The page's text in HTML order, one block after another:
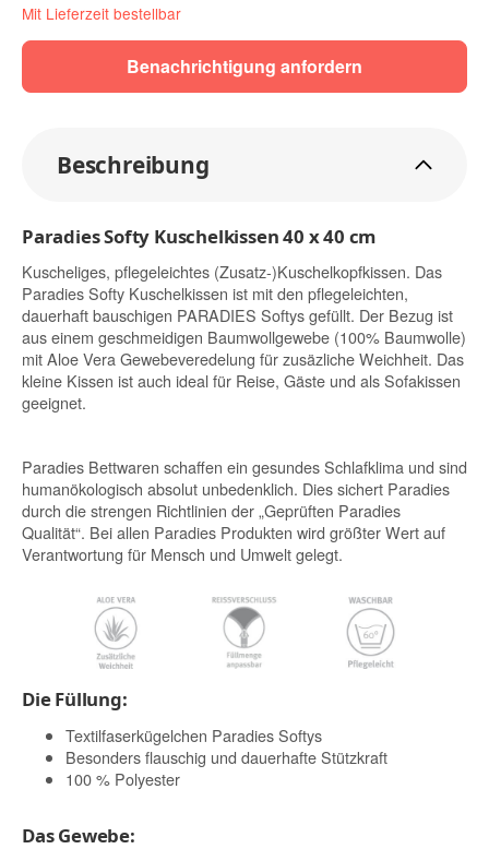
Mit Lieferzeit bestellbar
Benachrichtigung anfordern
Beschreibung
Paradies Softy Kuschelkissen 40 x 40 cm
Kuscheliges, pflegeleichtes (Zusatz-)Kuschelkopfkissen. Das
Paradies Softy Kuschelkissen ist mit den pflegeleichten,
dauerhaft bauschigen PARADIES Softys gefüllt. Der Bezug ist
aus einem geschmeidigen Baumwollgewebe (100% Baumwolle)
mit Aloe Vera Gewebeveredelung für zusäzliche Weichheit. Das
kleine Kissen ist auch ideal für Reise, Gäste und als Sofakissen
geeignet.
Paradies Bettwaren schaffen ein gesundes Schlafklima und sind
humanökologisch absolut unbedenklich. Dies sichert Paradies
durch die strengen Richtlinien der „Geprüften Paradies
Qualität“. Bei allen Paradies Produkten wird größter Wert auf
Verantwortung für Mensch und Umwelt gelegt.
Die Füllung:
Textilfaserkügelchen Paradies Softys
Besonders flauschig und dauerhafte Stützkraft
100 % Polyester
Das Gewebe: